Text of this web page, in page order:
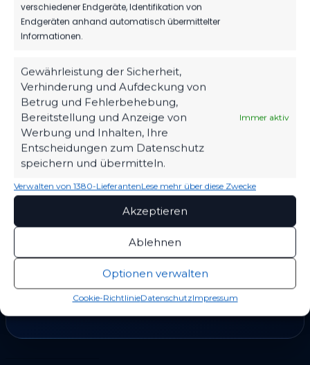
verschiedener Endgeräte, Identifikation von
Endgeräten anhand automatisch übermittelter
Informationen.
Gewährleistung der Sicherheit,
Verhinderung und Aufdeckung von
Betrug und Fehlerbehebung,
Bereitstellung und Anzeige von
Werbung und Inhalten, Ihre
Entscheidungen zum Datenschutz
speichern und übermitteln.
Immer aktiv
Verwalten von 1380-LieferantenLese mehr über diese Zwecke
Akzeptieren
Ablehnen
Optionen verwalten
Cookie-RichtlinieDatenschutzImpressum
Spieler 40'
Spieler 56'
Spieler
Spieler 65'
Spieler 74'
79'
79'
Spieler 81'
FT